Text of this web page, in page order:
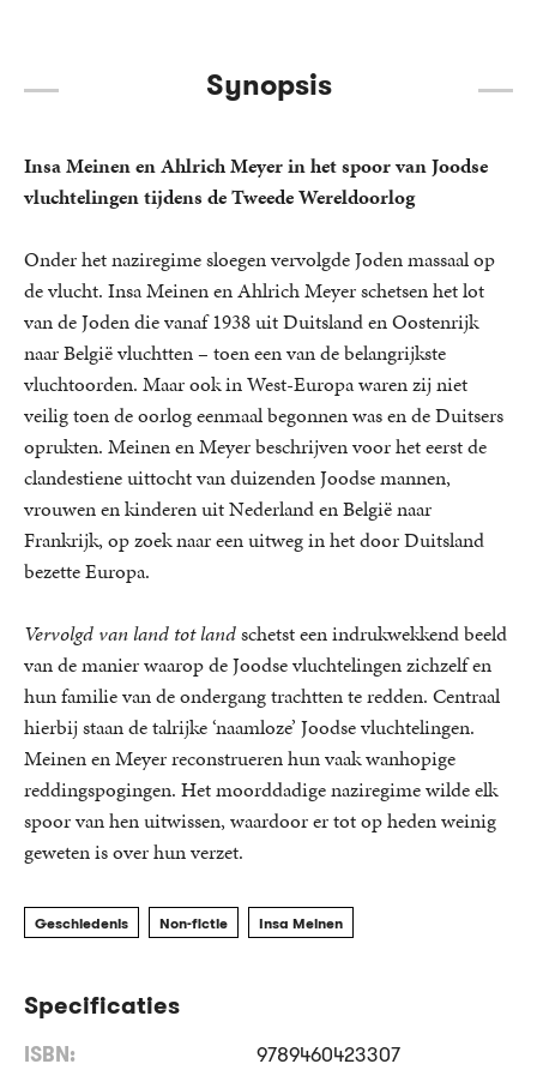
Synopsis
Insa Meinen en Ahlrich Meyer in het spoor van Joodse
vluchtelingen tijdens de Tweede Wereldoorlog
Onder het naziregime sloegen vervolgde Joden massaal op
de vlucht. Insa Meinen en Ahlrich Meyer schetsen het lot
van de Joden die vanaf 1938 uit Duitsland en Oostenrijk
naar België vluchtten – toen een van de belangrijkste
vluchtoorden. Maar ook in West-Europa waren zij niet
veilig toen de oorlog eenmaal begonnen was en de Duitsers
oprukten. Meinen en Meyer beschrijven voor het eerst de
clandestiene uittocht van duizenden Joodse mannen,
vrouwen en kinderen uit Nederland en België naar
Frankrijk, op zoek naar een uitweg in het door Duitsland
bezette Europa.
Vervolgd van land tot landschetst een indrukwekkend beeld
van de manier waarop de Joodse vluchtelingen zichzelf en
hun familie van de ondergang trachtten te redden. Centraal
hierbij staan de talrijke ‘naamloze’ Joodse vluchtelingen.
Meinen en Meyer reconstrueren hun vaak wanhopige
reddingspogingen. Het moorddadige naziregime wilde elk
spoor van hen uitwissen, waardoor er tot op heden weinig
geweten is over hun verzet.
Geschiedenis Non-fictie Insa Meinen
Specificaties
ISBN:
9789460423307